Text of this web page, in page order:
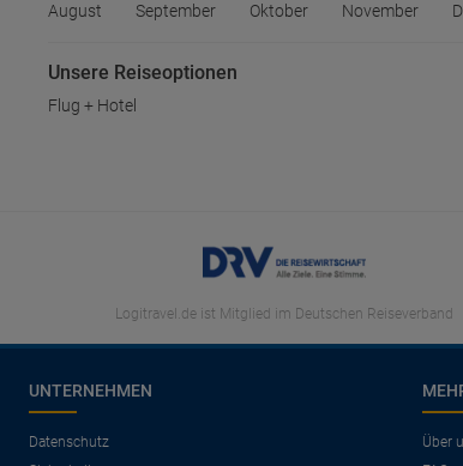
August September Oktober November
Unsere Reiseoptionen
Flug + Hotel
Logitravel.de ist Mitglied im Deutschen Reiseverband
UNTERNEHMEN
Datenschutz
Über